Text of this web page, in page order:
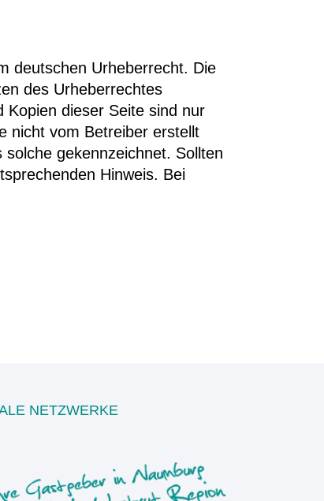
deutschen Urheberrecht. Die
des Urheberrechtes
Kopien dieser Seite sind nur
nicht vom Betreiber erstellt
gekennzeichnet. Sollten
Hinweis. Bei
NETZWERKE